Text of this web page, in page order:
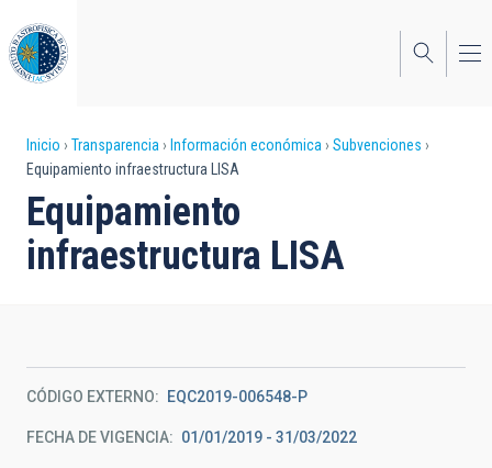
al
contenido
principal
Sobrescribir
enlaces
de
ayuda
navegación
Inicio Transparencia Información económica
Subvenciones
Equipamiento infraestructura LISA
Equipamiento
infraestructura LISA
CÓDIGO EXTERNO EQC2019-006548-P
FECHA DE VIGENCIA 01/01/2019 - 31/03/2022